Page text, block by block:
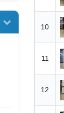
10
11
12